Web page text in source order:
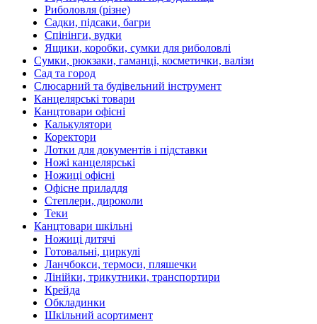
Риболовля (різне)
Садки, підсаки, багри
Спінінги, вудки
Ящики, коробки, сумки для риболовлі
Сумки, рюкзаки, гаманці, косметички, валізи
Сад та город
Слюсарний та будівельний інструмент
Канцелярські товари
Канцтовари офісні
Калькулятори
Коректори
Лотки для документів і підставки
Ножі канцелярські
Ножиці офісні
Офісне приладдя
Степлери, дироколи
Теки
Канцтовари шкільні
Ножиці дитячі
Готовальні, циркулі
Ланчбокси, термоси, пляшечки
Лінійки, трикутники, транспортири
Крейда
Обкладинки
Шкільний асортимент